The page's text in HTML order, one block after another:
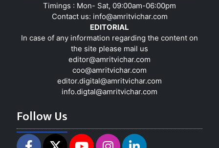
Timings : Mon- Sat, 09:00am-06:00pm
Contact us: info@amritvichar.com
EDITORIAL
In case of any information regarding the content on
the site please mail us
editor@amritvichar.com
coo@amritvichar.com
editor.digital@amritvichar.com
info.digtal@amritvichar.com
Follow Us